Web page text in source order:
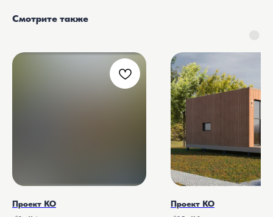
Смотрите также
Проект КО Проект КО